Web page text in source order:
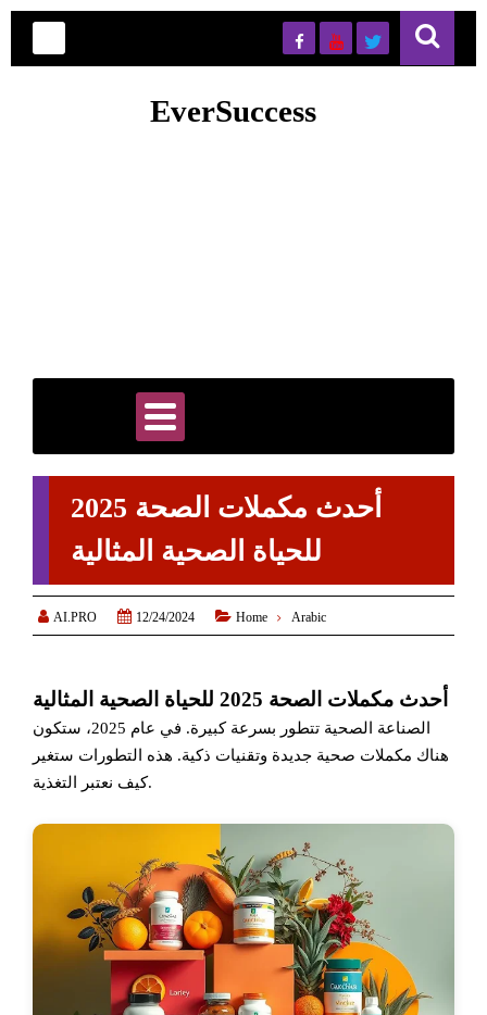
EverSuccess
أحدث مكملات الصحة 2025
للحياة الصحية المثالية
 AI.PRO  12/24/2024  Home Arabic
أحدث مكملات الصحة 2025 للحياة الصحية المثالية
الصناعة الصحية تتطور بسرعة كبيرة. في عام 2025، ستكون
هناك مكملات صحية جديدة وتقنيات ذكية. هذه التطورات ستغير
كيف نعتبر التغذية.